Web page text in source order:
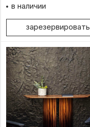
в наличии
зарезервировать